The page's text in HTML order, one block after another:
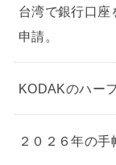
台湾で銀行口座
申請。
KODAKのハー
２０２６年の手